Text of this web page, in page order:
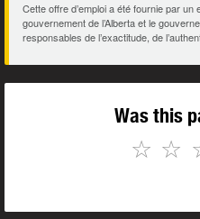
Cette offre d’emploi a été fournie par
gouvernement de l’Alberta et le
responsables de l’exactitude, de
Was this
☆
☆